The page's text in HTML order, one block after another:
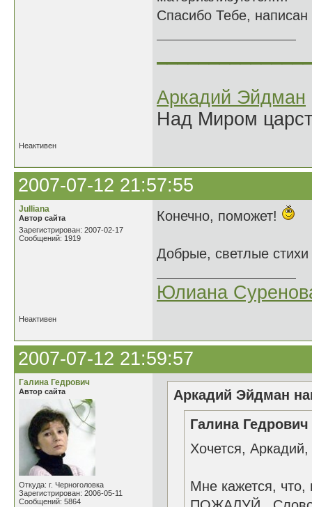
Спасибо Тебе, написан
Аркадий Эйдман
Над Миром
Неактивен
2007-07-12 21:57:55
Julliana
Автор сайта
Зарегистрирован: 2007-02-17
Сообщений: 1919
Конечно, поможет!
Добрые, светлые стихи
Юлиана
Неактивен
2007-07-12 21:59:57
Галина Гедрович
Автор сайта
Откуда: г. Черноголовка
Зарегистрирован: 2006-05-11
Сообщений: 5864
Аркадий Эйдман
Галина
Хочется,
Мне кажется,